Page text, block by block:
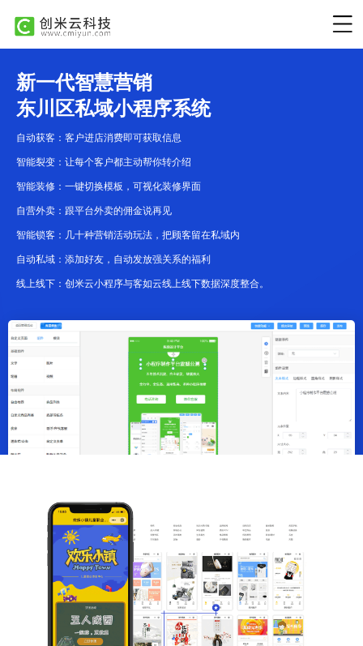
新一代智慧营销
东川区私域小程序系统
自动获客：客户进店消费即可获取信息
智能裂变：让每个客户都主动帮你转介绍
智能装修：一键切换模板，可视化装修界面
自营外卖：跟平台外卖的佣金说再见
智能锁客：几十种营销活动玩法，把顾客留在私域内
自动私域：添加好友，自动发放强关系的福利
线上线下：创米云小程序与客如云线上线下数据深度整合。